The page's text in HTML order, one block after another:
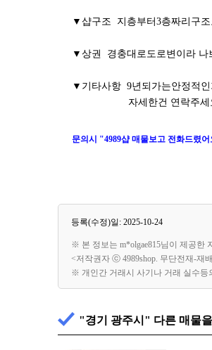
▼샵구조 지층부터3층짜리구조
▼상권 경충대로도로변이라 나
▼기타사항 9년되가는안정적인
자세한건 연락주세
문의시 "4989샵 매물보고 전화드렸
등록(수정)일: 2025-10-24
※ 본 정보는 m*olgae815님이 제공한
<저작권자 ⓒ 4989shop. 무단전재-재
※ 개인간 거래시 사기나 거래 실수등
"경기 광주시" 다른 매물